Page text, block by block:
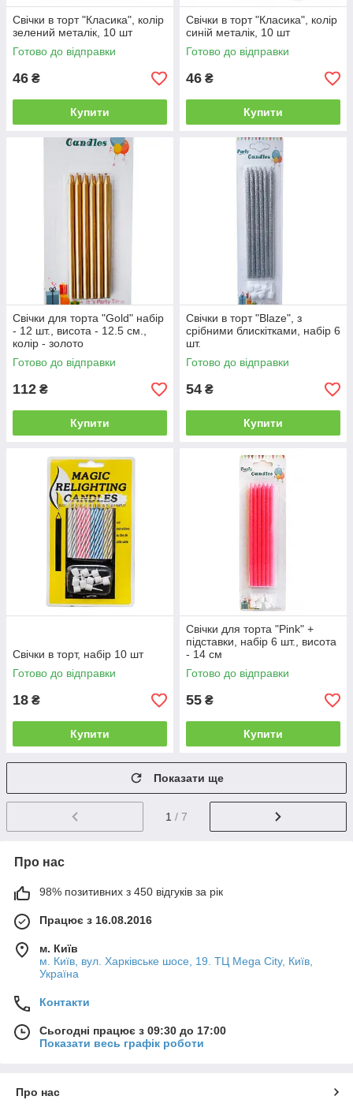
Свічки в торт "Класика", колір
зелений металік, 10 шт
Готово до відправки
46 ₴
Купити
Свічки в торт "Класика", колір
синій металік, 10 шт
Готово до відправки
46 ₴
Купити
Свічки для торта "Gold" набір
- 12 шт., висота - 12.5 см.,
колір - золото
Готово до відправки
112 ₴
Купити
Свічки в торт "Blaze", з
срібними блискітками, набір 6
шт.
Готово до відправки
54 ₴
Купити
Свічки в торт, набір 10 шт
Готово до відправки
18 ₴
Купити
Свічки для торта "Pink" +
підставки, набір 6 шт., висота
- 14 см
Готово до відправки
55 ₴
Купити
Показати ще
1 / 7
Про нас
98% позитивних з 450 відгуків за рік
Працює з 16.08.2016
м. Київ
м. Київ, вул. Харківське шосе, 19. ТЦ Mega City, Київ,
Україна
Контакти
Сьогодні працює з 09:30 до 17:00
Показати весь графік роботи
Про нас